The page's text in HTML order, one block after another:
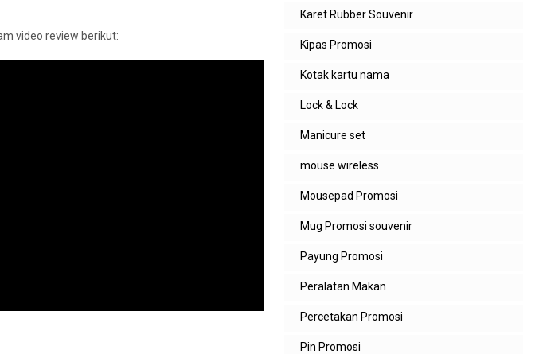
video review berikut:
Karet Rubber Souvenir
Kipas Promosi
Kotak kartu nama
Lock & Lock
Manicure set
mouse wireless
Mousepad Promosi
Mug Promosi souvenir
Payung Promosi
Peralatan Makan
Percetakan Promosi
Pin Promosi